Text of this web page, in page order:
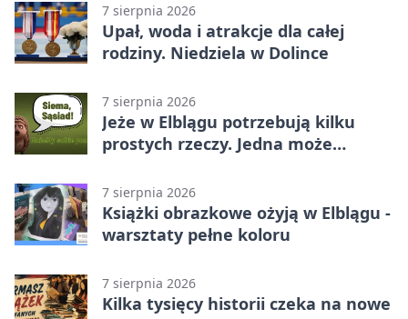
7 sierpnia 2026
Upał, woda i atrakcje dla całej
rodziny. Niedziela w Dolince
7 sierpnia 2026
Jeże w Elblągu potrzebują kilku
prostych rzeczy. Jedna może
7 sierpnia 2026
Książki obrazkowe ożyją w Elblągu -
warsztaty pełne koloru
7 sierpnia 2026
Kilka tysięcy historii czeka na nowe